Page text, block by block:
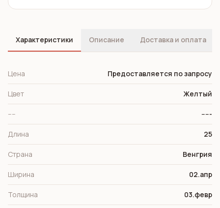
Характеристики Описание Доставка и оплата
Цена Предоставляется по запросу
Цвет Желтый
---- -----
Длина 25
Страна Венгрия
Ширина 02.апр
Толщина 03.февр